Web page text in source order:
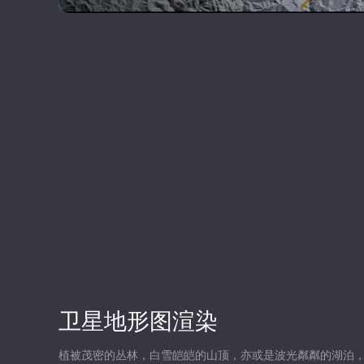
卫星地形图渲染
植被茂密的丛林，白雪皑皑的山顶，亦或是波光粼粼的湖泊